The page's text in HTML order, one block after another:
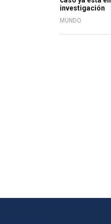
investigación
MUNDO